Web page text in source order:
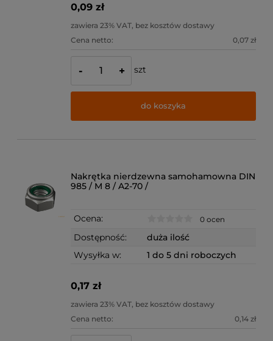
0,09 zł
zawiera 23% VAT, bez kosztów dostawy
Cena netto:
0,07 zł
- + szt
do koszyka
Nakrętka nierdzewna samohamowna DIN
985 / M 8 / A2-70 /
Ocena: 0 ocen
Dostępność:
duża ilość
Wysyłka w:
1 do 5 dni roboczych
0,17 zł
zawiera 23% VAT, bez kosztów dostawy
Cena netto:
0,14 zł